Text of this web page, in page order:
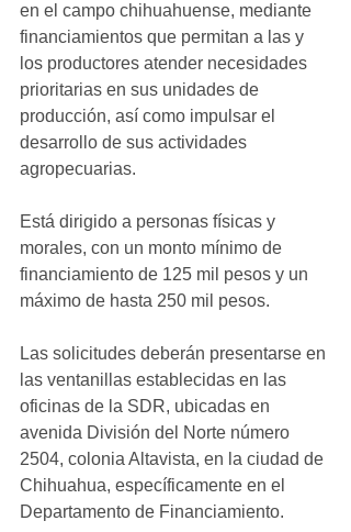
en el campo chihuahuense, mediante
financiamientos que permitan a las y
los productores atender necesidades
prioritarias en sus unidades de
producción, así como impulsar el
desarrollo de sus actividades
agropecuarias.
Está dirigido a personas físicas y
morales, con un monto mínimo de
financiamiento de 125 mil pesos y un
máximo de hasta 250 mil pesos.
Las solicitudes deberán presentarse en
las ventanillas establecidas en las
oficinas de la SDR, ubicadas en
avenida División del Norte número
2504, colonia Altavista, en la ciudad de
Chihuahua, específicamente en el
Departamento de Financiamiento.